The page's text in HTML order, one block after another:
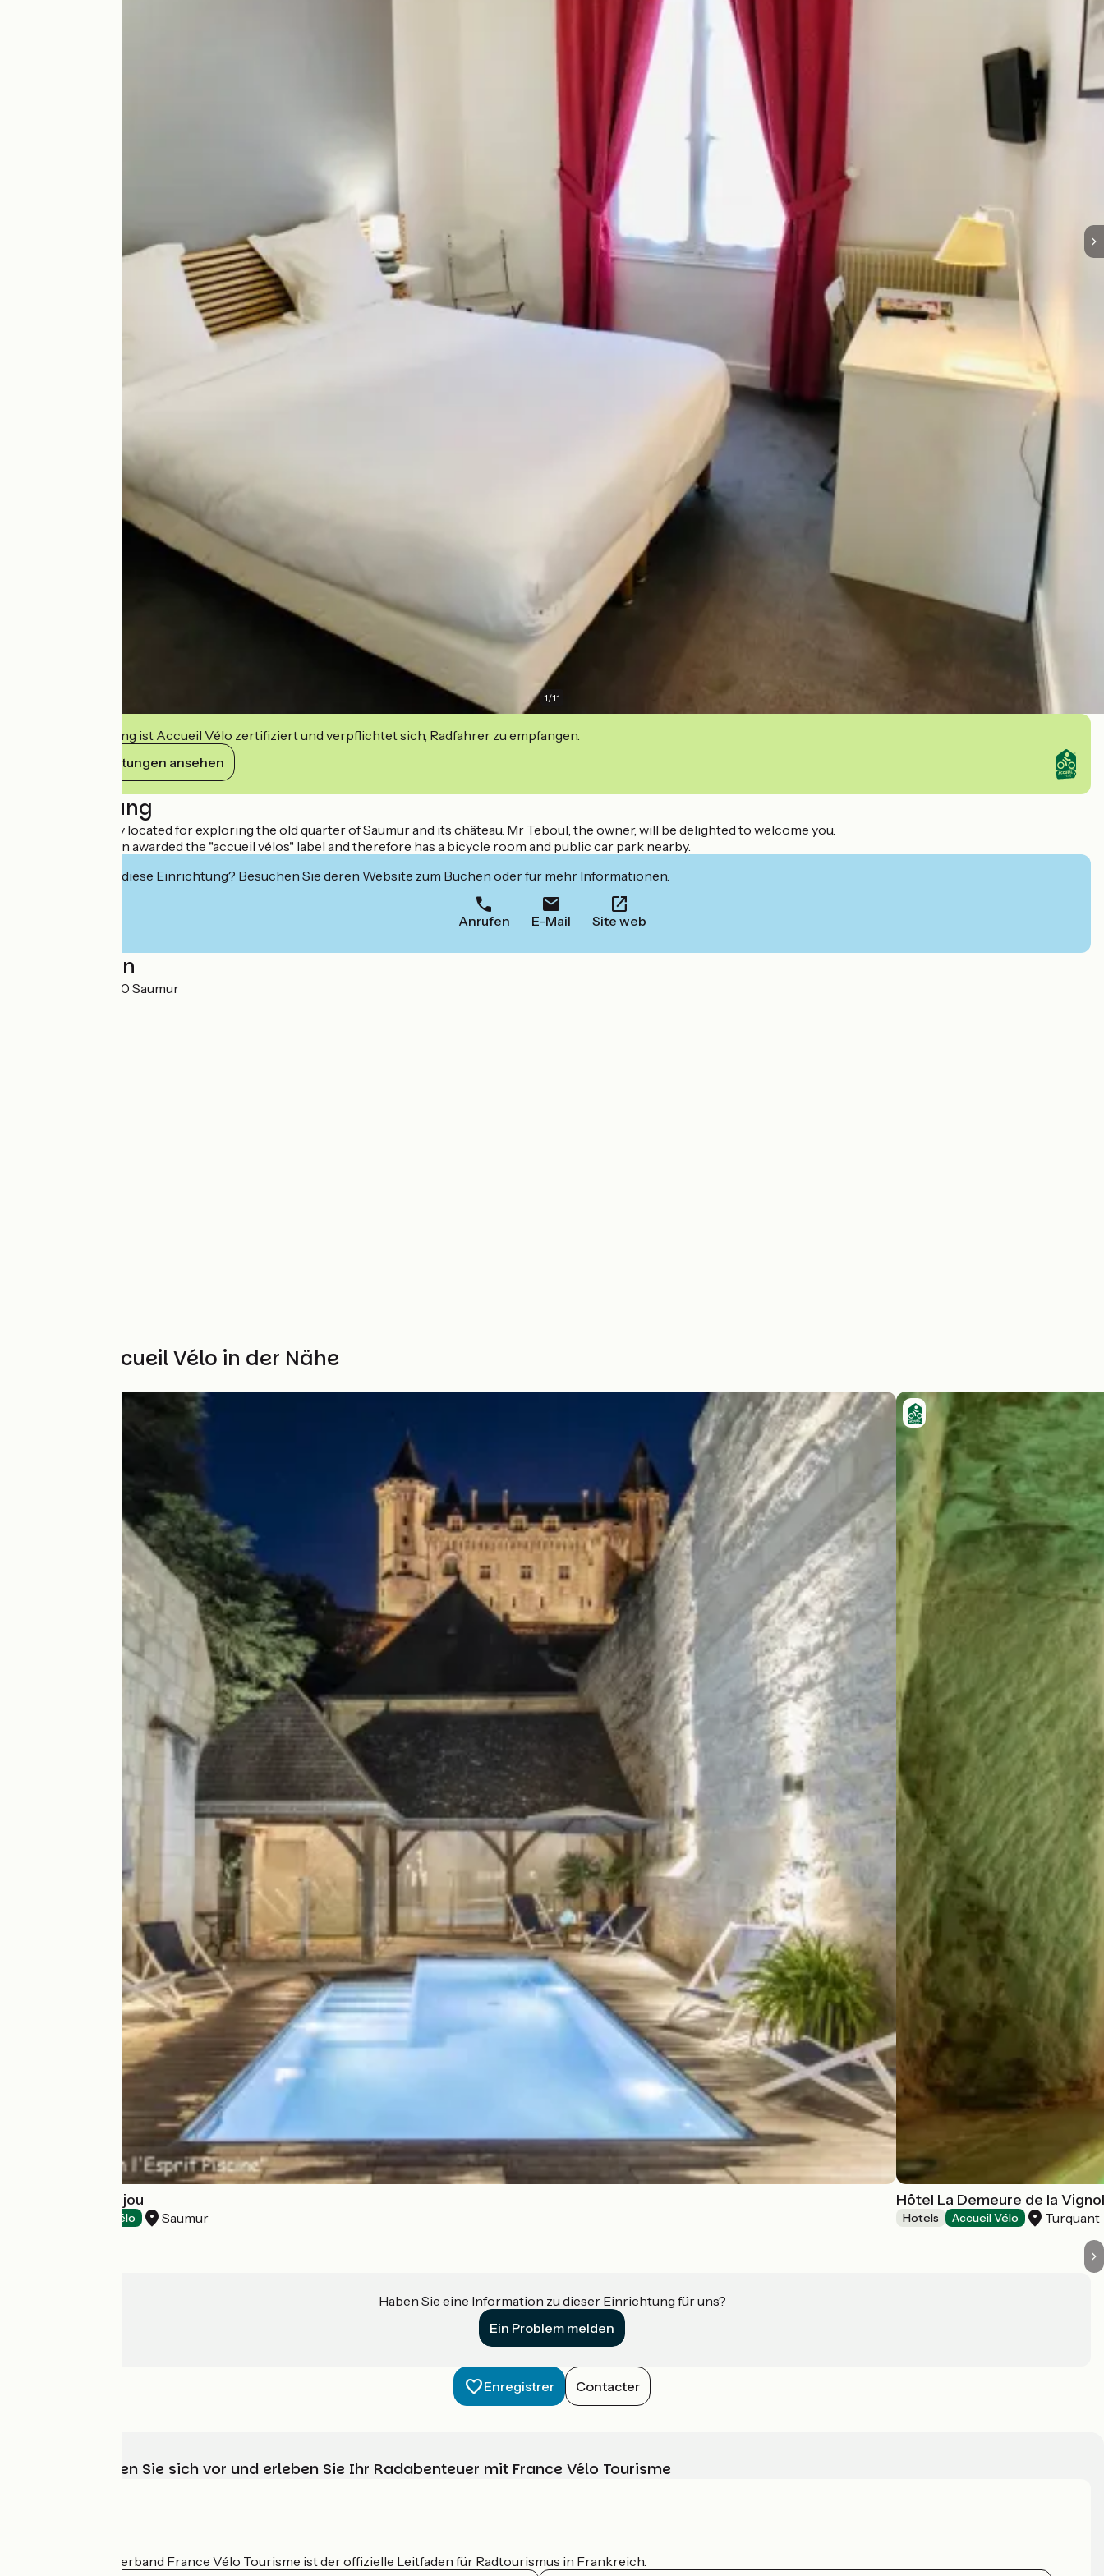
1/11
Diese Einrichtung ist Accueil Vélo zertifiziert und verpflichtet sich, Radfahrer zu empfangen.
Ihre Verpflichtungen ansehen
Beschreibung
The hotel is ideally located for exploring the old quarter of Saumur and its château. Mr Teboul, the owner, will be delighted to welcome you.
The hotel has been awarded the "accueil vélos" label and therefore has a bicycle room and public car park nearby.
Interessiert Sie diese Einrichtung? Besuchen Sie deren Website zum Buchen oder für mehr Informationen.
Anrufen E-Mail Site web
Localisation
1 rue Volney 49400 Saumur
Weitere Accueil Vélo in der Nähe
Hôtel Anne d'Anjou
Accueil Vélo Saumur
Hôtel La Demeure de la
Hotels Accueil Vélo Turquant
Haben Sie eine Information zu dieser Einrichtung für uns?
Ein Problem melden
Enregistrer Contacter
Wählen, bereiten Sie sich vor und erleben Sie Ihr Radabenteuer mit France Vélo Tourisme
Der nationale Verband France Vélo Tourisme ist der offizielle Leitfaden für Radtourismus in Frankreich.